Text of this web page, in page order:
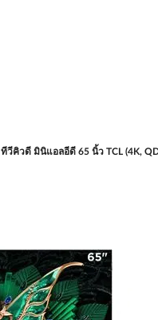
ทีวีคิวดี มินิแอลอีดี 65 นิ้ว TCL (4K,